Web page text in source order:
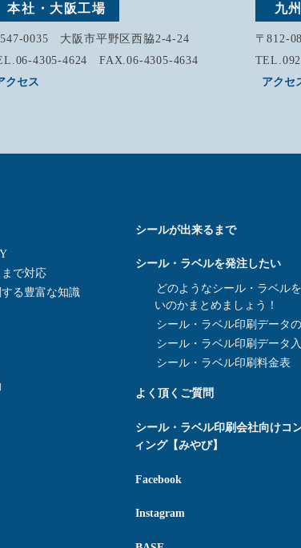
本社・大阪工場
0035 大阪市平野区西脇2-4-24
4305-4624 FAX.06-4305-4634
クセス
九
〒812-
アクセ
で対応
る豊富な知識
シールが出来るまで
シール・ラベルを発注したい
どのようなシール・ラベル
いのかまとめましょう！
シール・ラベル印刷データ
シール・ラベル印刷データ
シール・ラベル印刷料金表
よく頂くご質問
シール・ラベル印刷会社向けコ
ィング【みやび】
Facebook
Instagram